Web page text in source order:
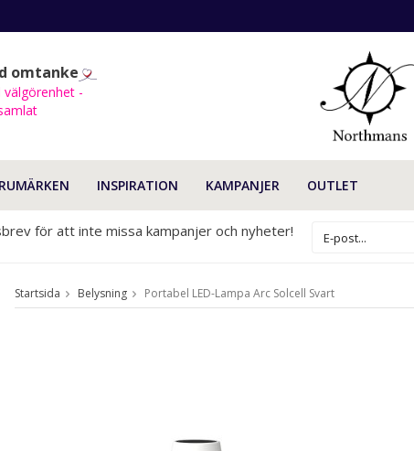
omtanke
välgörenhet -
INSPIRATION KAMPANJER OUTLET
för att inte missa kampanjer och nyheter!
Startsida Belysning Portabel LED-Lampa Arc Solcell Svart